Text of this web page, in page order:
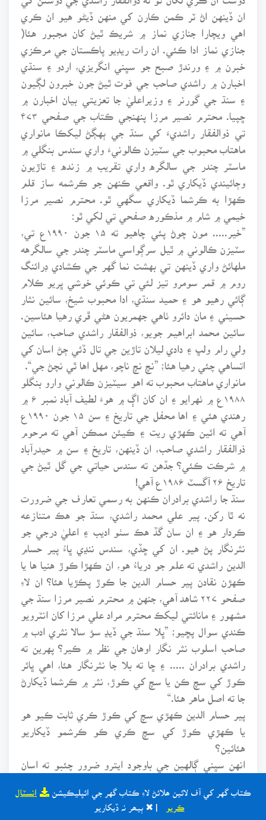
ڪتاب گهر کي آف لائين ھلائڻ لاءِ ڪتاب گهر جي ائپليڪيشن انسٽال
| ✖ ٻيھر نہ ڏيکاريو
ان ڏينهن اڻ ٽر ڪمن ڪارن کي منهن ڏيڻو هيو ان ڪري
اهي ويچارا جنازي نماز ۾ شريڪ ٿيڻ کان مجبور هئا(
جنازي نماز ادا ڪئي. ان رات ريڊيو پاڪستان جي مرڪزي
خبرن ۾ ۽ ورندڙ صبح جو سڀني انگريزي، اردو ۽ سنڌي
اخبارن ۾ راشدي صاحب جي فوت ٿيڻ جون خبرون لڳيون
۽ سنڌ جي گورنر ۽ وزيراعليٰ جا تعزيتي بيان اخبارن ۾
ڇپيا. محترم نصير مرزا پنهنجي ڪتاب جي صفحي ۴۷۳
تي ذوالفقار راشديءَ کي سنڌ جي ٻهڳڻ ليکڪا مانواري
ماهتاب محبوب جي سٽيزن ڪالونيءَ واري سندس بنگلي ۾
ماسٽر چندر جي سالگره واري تقريب ۾ زنده ۽ تاڙيون
وڄائيندي ڏيکاري ٿو. واقعي ڪنهن جو ڪرشمه ساز قلم
ڪهڙا به ڪرشما ڏيکاري سگهي ٿو. محترم نصير مرزا
خيمي ۾ شام ۾ مذڪوره صفحي تي لکي ٿو:
سٽيزن ڪالوني ۾ ٿيل سرڳواسي ماسٽر چندر جي سالگرهه
ملهائڻ واري ڏينهن تي بهشت نما گهر جي ڪشادي ڊرائنگ
روم ۾ قمر سومرو تيز لئي تي ڪوئي خوشي ڀريو ڪلام
ڳائي رهيو هو ۽ حميد سنڌي، ادا محبوب شيخ، سائين نثار
حسيني ۽ مان دائرو ٺاهي جهمريون هڻي ڦري رهيا هئاسين.
سائين محمد ابراهيم جويو، ذوالفقار راشدي صاحب، سائين
ولي رام ولڀ ۽ دادي ليلان تاڙين جي تال ڏئي ڄڻ اسان کي
اتساهي چئي رهيا هئا؛ ”نچ نچ ناچو، مهل اها ٿي نچڻ جي“.
مانواري ماهتاب محبوب ته اهو سيٽيزن ڪالوني وارو بنگلو
آهي ته ائين ڪهڙي ريت ۽ ڪيئن ممڪن آهي ته مرحوم
ذوالفقار راشدي صاحب، ان ڏينهن، تاريخ ۽ سن ۾ حيدرآباد
۾ شرڪت ڪئي؟ جڏهن ته سندس حياتي جي گل ٿيڻ جي
تاريخ ۲۶ آگسٽ ۱۹۸۶ع آهي!
سنڌ جا راشدي برادران ڪنهن به رسمي تعارف جي ضرورت
نه ٿا رکن. پير علي محمد راشدي، سنڌ جو هڪ متنازعه
ڪردار هو ۽ ان سان گڏ هڪ سٺو اديب ۽ اعليٰ درجي جو
نثرنگار پڻ هيو. ان کي ڇڏي، سندس ننڍي ڀاءُ پير حسام
الدين راشدي ته علم جو درياءُ هو، ان ڪهڙا ڪوڙ هنيا ها يا
ڪهڙن نقادن پير حسام الدين جا ڪوڙ پڪڙيا هئا؟ ان لاءِ
صفحو ۲۲۷ شاهد آهي، جنهن ۾ محترم نصير مرزا سنڌ جي
مشهور ۽ مانائتي ليکڪ محترم مراد علي مرزا کان انٽرويو
ڪندي سوال پڇيو؛ ”ڀلا سنڌ جي ڏيڍ سؤ سالا نثري ادب ۾
صاحب اسلوب نثر نگار اوهان جي نظر ۾ ڪير؟ پهرين ته
راشدي برادران ..... ۽ ڇا ته بلا جا نثرنگار هئا، اهي ڀائر
ڪوڙ کي سچ ڪن يا سچ کي ڪوڙ، نثر ۾ ڪرشما ڏيکارڻ
جا ته اصل ماهر هئا.“
پير حسام الدين ڪهڙي سچ کي ڪوڙ ڪري ثابت ڪيو هو
يا ڪهڙي ڪوڙ کي سچ ڪري ڪو ڪرشمو ڏيکاريو
هئائين؟
انهن سڀني ڳالهين جي باوجود ايترو ضرور چئبو ته اسان
ئي ڪو لکندو هجي. ڪراچي بنواس وارا صفحا بيحد وڻندڙ
آهن. خيمي ۾ شام ۾ جتي شيخ اياز، بردي، نارائڻ شيام جو